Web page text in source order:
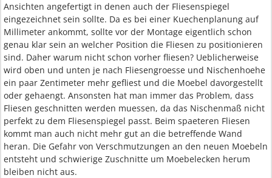
Ansichten angefertigt in denen auch der Fliesenspiegel
eingezeichnet sein sollte. Da es bei einer Kuechenplanung auf
Millimeter ankommt, sollte vor der Montage eigentlich schon
genau klar sein an welcher Position die Fliesen zu positionieren
sind. Daher warum nicht schon vorher fliesen? Ueblicherweise
wird oben und unten je nach Fliesengroesse und Nischenhoehe
ein paar Zentimeter mehr gefliest und die Moebel davorgestellt
oder gehaengt. Ansonsten hat man immer das Problem, dass
Fliesen geschnitten werden muessen, da das Nischenmaß nicht
perfekt zu dem Fliesenspiegel passt. Beim spaeteren Fliesen
kommt man auch nicht mehr gut an die betreffende Wand
heran. Die Gefahr von Verschmutzungen an den neuen Moebeln
entsteht und schwierige Zuschnitte um Moebelecken herum
bleiben nicht aus.